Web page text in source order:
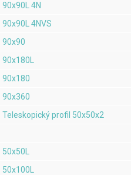
90x90L 4N
90x90L 4NVS
90x90
90x180L
90x180
90x360
Teleskopický profil 50x50x2
50x50L
50x100L